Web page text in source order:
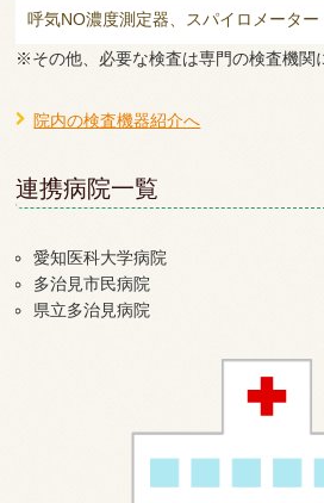
呼気NO濃度測定器、スパイロメーター
※その他、必要な検査は専門の検査機関
院内の検査機器紹介へ
連携病院一覧
愛知医科大学病院
多治見市民病院
県立多治見病院